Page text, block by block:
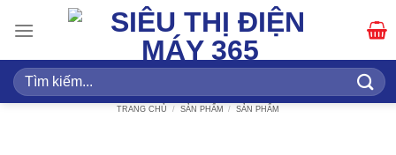
qua
dung
Tìm
kiếm:
TRANG CHỦ / SẢN PHẨM / SẢN PHẨM